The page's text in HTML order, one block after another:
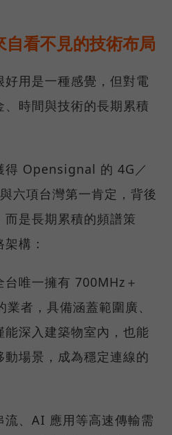
看不見的技術布局
用是一種感覺，但對電
時間與技術的長期累積
得 Opensignal 的 4G／
六項台灣第一肯定，背後
是長期累積的頻譜策
構：
唯一擁有 700MHz＋
者，具備涵蓋範圍廣、
能深入建築物室內，也能
場景，成為穩定連線的
流、AI 應用等高速傳輸需